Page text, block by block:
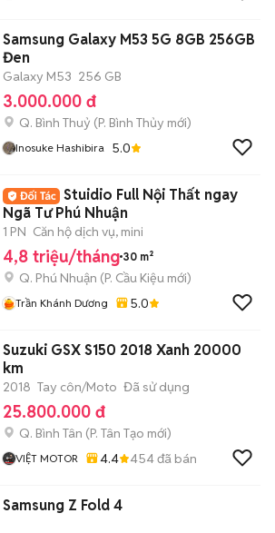
Samsung Galaxy M53 5G 8GB 256GB
Đen
Galaxy M53 256 GB
3.000.000 đ
Q. Bình Thuỷ (P. Bình Thủy mới)
Inosuke Hashibira 5.0
Stuidio Full Nội Thất ngay
Ngã Tư Phú Nhuận
1 PN Căn hộ dịch vụ, mini
4,8 triệu/tháng 30 m²
Q. Phú Nhuận (P. Cầu Kiệu mới)
Trần Khánh Dương 5.0
Suzuki GSX S150 2018 Xanh 20000
km
2018 Tay côn/Moto Đã sử dụng
25.800.000 đ
Q. Bình Tân (P. Tân Tạo mới)
VIỆT MOTOR 4.4 454đã bán
Samsung Z Fold 4